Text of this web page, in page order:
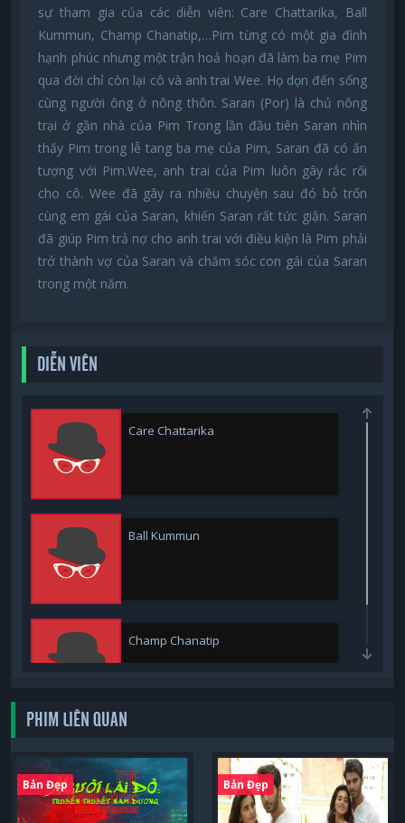
sự tham gia của các diễn viên: Care Chattarika, Ball
Kummun, Champ Chanatip,…Pim từng có một gia đình
hạnh phúc nhưng một trận hoả hoạn đã làm ba mẹ Pim
qua đời chỉ còn lại cô và anh trai Wee. Họ dọn đến sống
cùng người ông ở nông thôn. Saran (Por) là chủ nông
trại ở gần nhà của Pim Trong lần đầu tiên Saran nhìn
thấy Pim trong lễ tang ba mẹ của Pim, Saran đã có ấn
tượng với Pim.Wee, anh trai của Pim luôn gây rắc rối
cho cô. Wee đã gây ra nhiều chuyện sau đó bỏ trốn
cùng em gái của Saran, khiến Saran rất tức giận. Saran
đã giúp Pim trả nợ cho anh trai với điều kiện là Pim phải
trở thành vợ của Saran và chăm sóc con gái của Saran
trong một năm.
DIỄN VIÊN
Care Chattarika
Ball Kummun
Champ Chanatip
PHIM LIÊN QUAN
Bản Đẹp Bản Đẹp